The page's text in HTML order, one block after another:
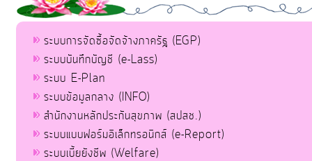
ระบบการจัดซื้อจัดจ้างภาครัฐ (EGP)
ระบบบันทึกบัญชี (e-Lass)
ระบบ E-Plan
ระบบข้อมูลกลาง (INFO)
สำนักงานหลักประกันสุขภาพ (สปสช.)
ระบบแบบฟอร์มอิเล็กทรอนิกส์ (e-Report)
ระบบเบี้ยยังชีพ (Welfare)